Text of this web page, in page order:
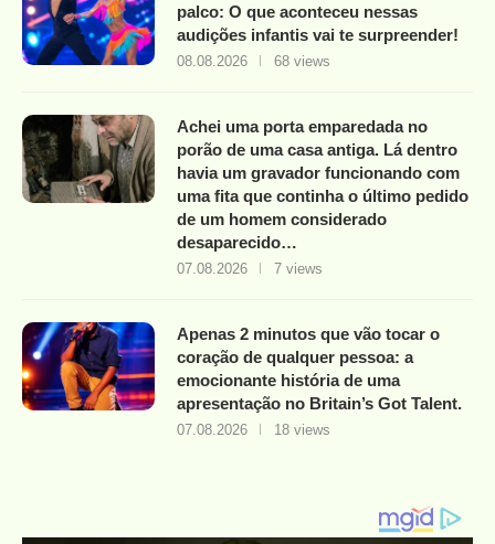
palco: O que aconteceu nessas
audições infantis vai te surpreender!
08.08.2026 68 views
Achei uma porta emparedada no
porão de uma casa antiga. Lá dentro
havia um gravador funcionando com
uma fita que continha o último pedido
de um homem considerado
desaparecido…
07.08.2026 7 views
Apenas 2 minutos que vão tocar o
coração de qualquer pessoa: a
emocionante história de uma
apresentação no Britain’s Got Talent.
07.08.2026 18 views